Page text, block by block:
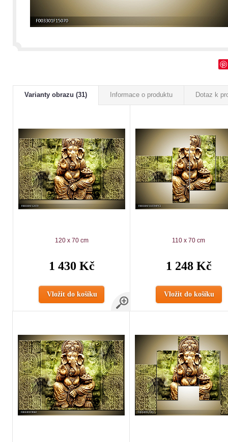
Varianty obrazu (31) Informace o produktu Dotaz k
120 x 70 cm
1 430 Kč
Vložit do košíku
110 x 70 cm
1 248 Kč
Vložit do košíku